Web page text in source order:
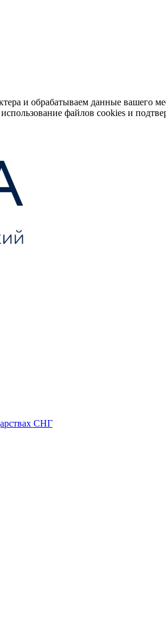
и обрабатываем данные вашего
файлов cookies и
СНГ